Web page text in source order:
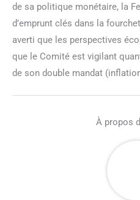
de sa politique monétaire, la
d’emprunt clés dans la
averti que les perspectives
que le Comité est vigilant
de son double mandat
À propos